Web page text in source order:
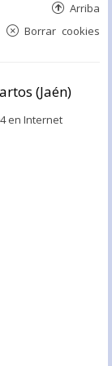
Arriba
Borrar cookies
(Jaén)
en Internet